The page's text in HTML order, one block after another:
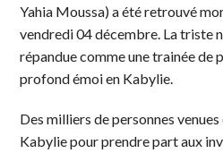
Yahia Moussa) a été retrouvé
vendredi 04 décembre. La triste
répandue comme une trainée de
profond émoi en Kabylie.
Des milliers de personnes
Kabylie pour prendre part aux